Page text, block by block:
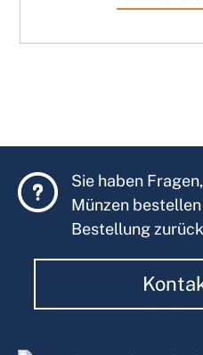
Sie haben
Münzen
Bestellung